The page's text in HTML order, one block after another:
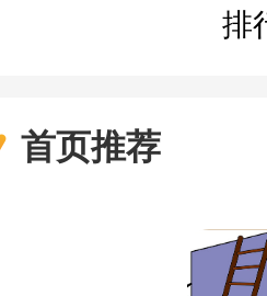
排
首页推荐